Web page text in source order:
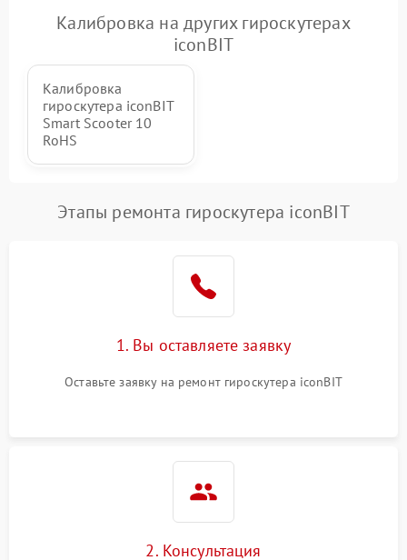
Калибровка на других гироскутерах
iconBIT
Калибровка
гироскутера iconBIT
Smart Scooter 10
RoHS
Этапы ремонта гироскутера iconBIT
1. Вы оставляете заявку
Оставьте заявку на ремонт гироскутера iconBIT
2. Консультация